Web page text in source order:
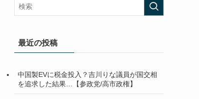
最近の投稿
中国製EVに税金投入？吉川りな議員が国交相
を追求した結果…【参政党/高市政権】